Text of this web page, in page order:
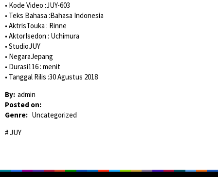
• Kode Video :JUY-603
• Teks Bahasa :Bahasa Indonesia
• AktrisTouka : Rinne
• AktorIsedon : Uchimura
• StudioJUY
• NegaraJepang
• Durasi116 : menit
• Tanggal Rilis :30 Agustus 2018
By: admin
Posted on:
Genre: Uncategorized
JUY